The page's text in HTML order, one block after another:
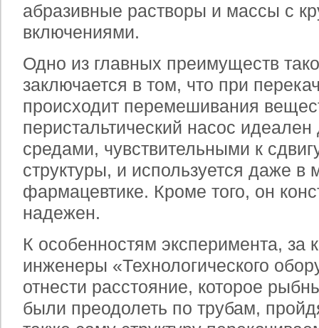
абразивные растворы и массы с
включениями.
Одно из главных преимуществ
заключается в том, что при
происходит перемешивания
перистальтический насос
средами, чувствительными к
структуры, и используется даже в
фармацевтике. Кроме того, он
надежен.
К особенностям эксперимента, за
инженеры «Технологического
отнести расстояние, которое
были преодолеть по трубам,